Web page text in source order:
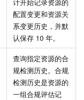
配置变更和资源关
系变更历史，并默
认保存 10 年。
查询指定资源的合
规检测历史。合规
检测历史是资源的
一组合规评估记